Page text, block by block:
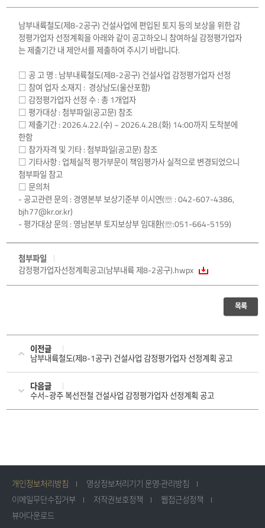
남부내륙철도(제8-2공구) 건설사업에 편입된 토지 등의 보상을 위한 감
정평가업자 선정계획을 아래와 같이 공고하오니 참여하실 감정평가업자
는 제출기간 내 제안서를 제출하여 주시기 바랍니다.
□ 공 고 명 : 남부내륙철도(제8-2공구) 건설사업 감정평가업자 선정
□ 참여 업자 소재지 : 경상남도(울산포함)
□ 감정평가업자 선정 수 : 총 1개업자
□ 평가대상 : 첨부파일(공고문) 참조
□ 제출기간 : 2026.4.22.(수) ~ 2026.4.28.(화) 14:00까지 도착분에
한함
□ 참가자격 및 기타 : 첨부파일(공고문) 참조
□ 기타사항 : 업체실적 평가부문이 책임평가사 실적으로 변경되었으니
첨부파일 참고
□ 문의처
- 공고관련 문의 : 경영본부 보상기준부 이시연(☏ : 042-607-4386,
bjh77@kr.or.kr)
- 평가대상 문의 : 영남본부 토지보상부 임대환(☏:051-664-5159)
첨부파일
감정평가업자선정계획공고(남부내륙 제8-2공구).hwpx
목록
이전글
남부내륙철도(제8-1공구) 건설사업 감정평가업자 선정계획 공고
다음글
수서~광주 복선전철 건설사업 감정평가업자 선정계획 공고
개인정보처리방침
영상정보처리기기 운영·관리방침
이메일무단수집거부
저작권보호정책
웹접근성정책
뷰어다운로드